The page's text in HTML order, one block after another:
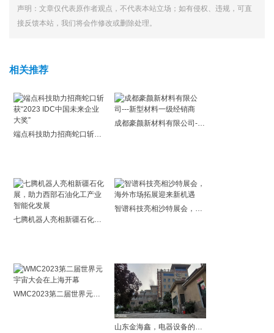
声明：文章仅代表原作者观点，不代表本站立场；如有侵权、违规，可直
接反馈本站，我们将会作修改或删除处理。
相关推荐